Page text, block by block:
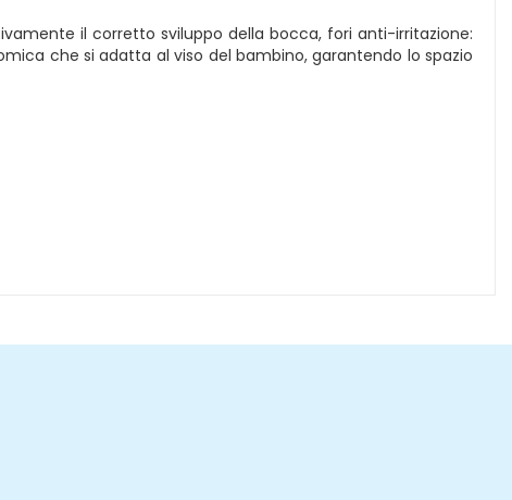
il corretto sviluppo della bocca, fori anti-irritazione:
che si adatta al viso del bambino, garantendo lo spazio